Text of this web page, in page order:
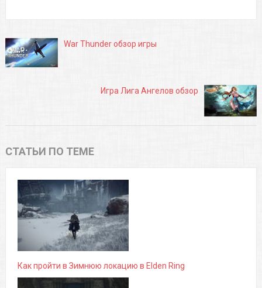
War Thunder обзор игры
Игра Лига Ангелов обзор
СТАТЬИ ПО ТЕМЕ
Как пройти в Зимнюю локацию в Elden Ring